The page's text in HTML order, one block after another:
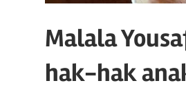
Malala
hak-hak